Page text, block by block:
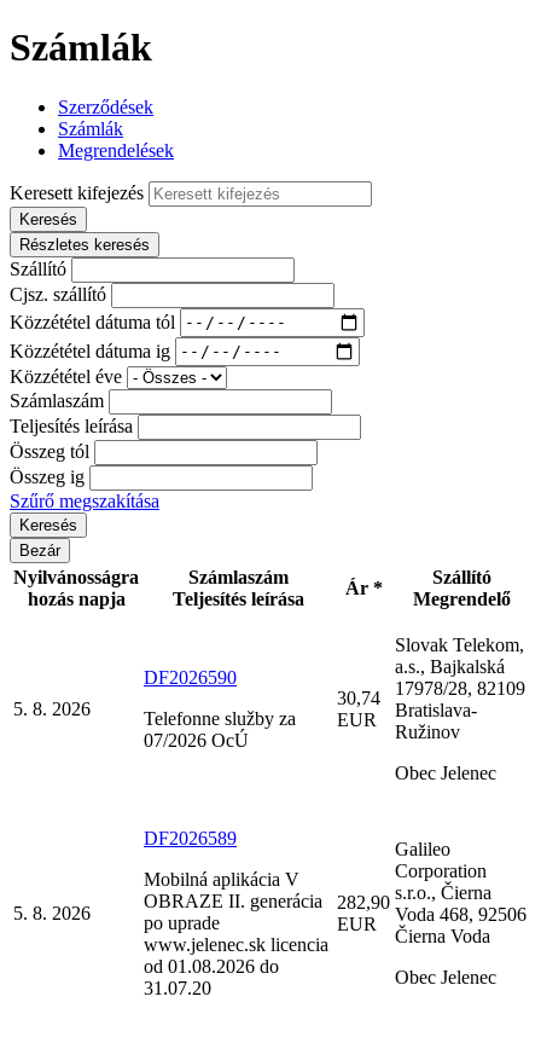
Számlák
Szerződések
Számlák
Megrendelések
Keresett kifejezés
Keresés
Részletes keresés
Szállító
Cjsz. szállító
Közzététel dátuma tól
Közzététel dátuma ig
Közzététel éve
Számlaszám
Teljesítés leírása
Összeg tól
Összeg ig
Szűrő megszakítása
Bezár
Nyilvánosságra
hozás napja
Számlaszám
Teljesítés leírása
Ár *
Szállító
Megrendelő
5. 8. 2026
DF2026590
Telefonne služby za
07/2026 OcÚ
30,74
EUR
Slovak Telekom,
a.s., Bajkalská
17978/28, 82109
Bratislava-
Ružinov
Obec Jelenec
5. 8. 2026
DF2026589
Mobilná aplikácia V
OBRAZE II. generácia
po uprade
www.jelenec.sk licencia
od 01.08.2026 do
31.07.20
282,90
EUR
Galileo
Corporation
s.r.o., Čierna
Voda 468, 92506
Čierna Voda
Obec Jelenec